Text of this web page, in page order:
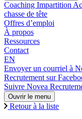
Coaching Impartition
chasse de tête
Offres d’emploi
À propos
Ressources
Contact
EN
Envoyer un courriel à
Recrutement sur
Suivre Novea
Ouvrir le menu
Retour à la liste